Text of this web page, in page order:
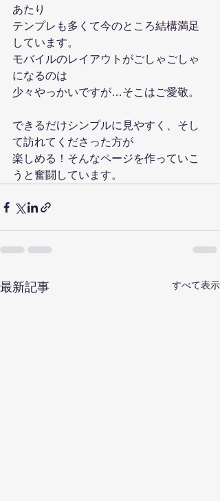
あたり
テンプレも多くて今のところ結構満足
しています。
モバイルのレイアウトがごしゃごしゃ
になるのは
少々やっかいですが…そこはご愛敬。
できるだけシンプルに見やすく、そし
て訪れてくださった方が
楽しめる！そんなページを作っていこ
うと奮闘しています。
最新記事 すべて表示